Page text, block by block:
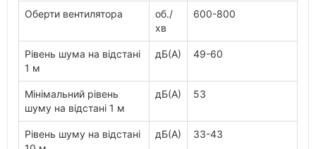
Оберти вентилятора
об./
хв
600-800
Рівень шума на відстані
1 м
дБ(А) 49-60
Мінімальний рівень
шуму на відстані 1 м
дБ(А) 53
Рівень шуму на відстані
дБ(А) 33-43